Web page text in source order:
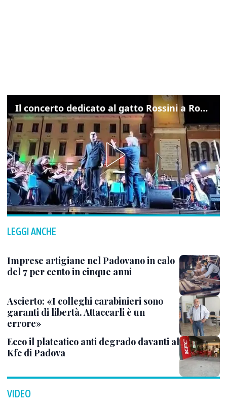
Il concerto dedicato al gatto Rossini a Rovigo: ecco un estratto
LEGGI ANCHE
Imprese artigiane nel Padovano in calo
del 7 per cento in cinque anni
Ascierto: «I colleghi carabinieri sono
garanti di libertà. Attaccarli è un
errore»
Ecco il plateatico anti degrado davanti al
Kfc di Padova
VIDEO